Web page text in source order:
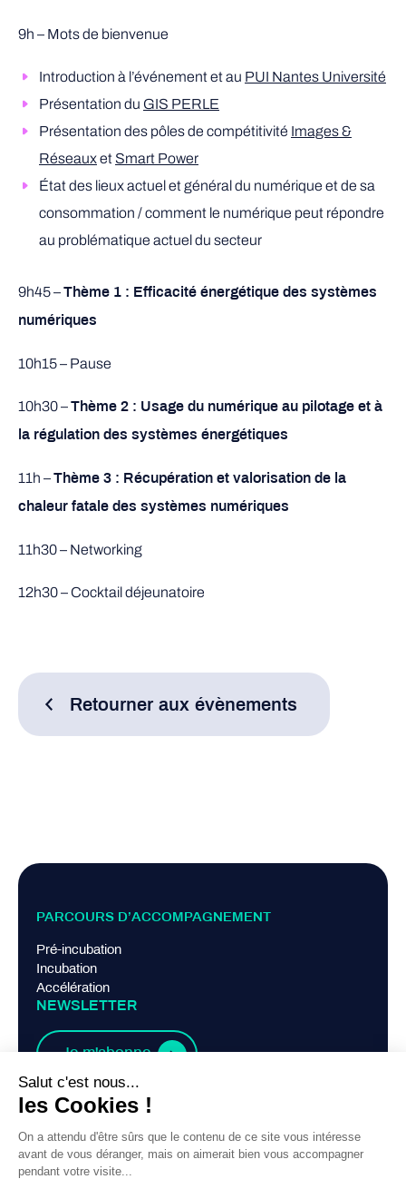
9h – Mots de bienvenue
Introduction à l’événement et au PUI Nantes Université
Présentation du GIS PERLE
Présentation des pôles de compétitivité Images &
Réseauxet Smart Power
État des lieux actuel et général du numérique et de sa
consommation / comment le numérique peut répondre
au problématique actuel du secteur
9h45 – Thème 1 : Efficacité énergétique des systèmes
numériques
10h15 – Pause
10h30 – Thème 2 : Usage du numérique au pilotage et à
la régulation des systèmes énergétiques
11h – Thème 3 : Récupération et valorisation de la
chaleur fatale des systèmes numériques
11h30 – Networking
12h30 – Cocktail déjeunatoire
Retourner aux évènements
PARCOURS D’ACCOMPAGNEMENT
Pré-incubation
Incubation
Accélération
NEWSLETTER
Je m'abonne
LIENS PRATIQUES
Politique de confidentialité
Contact